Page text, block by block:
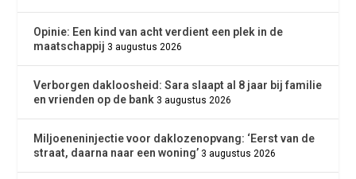
Opinie: Een kind van acht verdient een plek in de
maatschappij 3 augustus 2026
Verborgen dakloosheid: Sara slaapt al 8 jaar bij familie
en vrienden op de bank 3 augustus 2026
Miljoeneninjectie voor daklozenopvang: ‘Eerst van de
straat, daarna naar een woning’ 3 augustus 2026